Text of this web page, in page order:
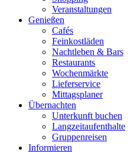
Veranstaltungen
Genießen
Cafés
Feinkostläden
Nachtleben & Bars
Restaurants
Wochenmärkte
Lieferservice
Mittagsplaner
Übernachten
Unterkunft buchen
Langzeitaufenthalte
Gruppenreisen
Informieren